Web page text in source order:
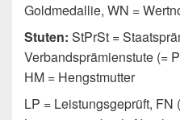
Goldmedallie, WN =
Stuten: StPrSt =
Verbandsprämienstute (=
HM = Hengstmutter
LP = Leistungsgeprüft, FN